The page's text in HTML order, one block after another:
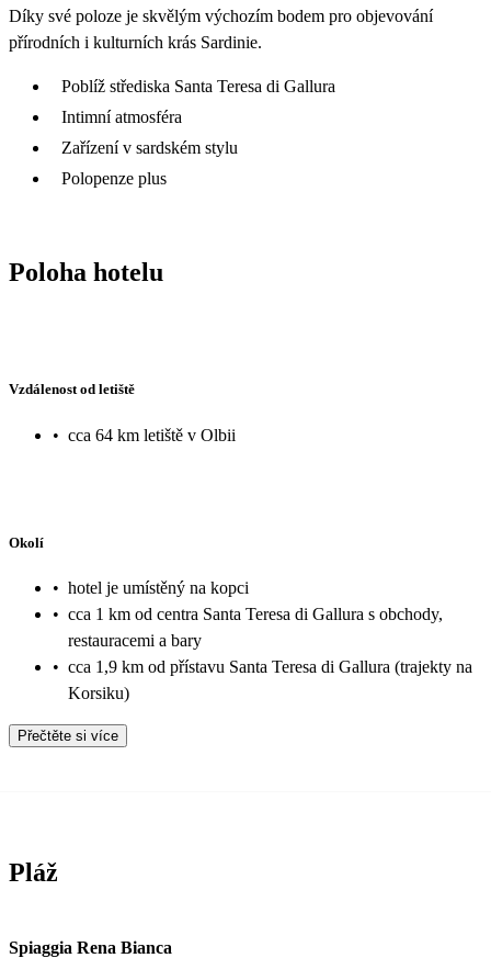
Díky své poloze je skvělým výchozím bodem pro objevování
přírodních i kulturních krás Sardinie.
Poblíž střediska Santa Teresa di Gallura
Intimní atmosféra
Zařízení v sardském stylu
Polopenze plus
Poloha hotelu
Vzdálenost od letiště
• cca 64 km letiště v Olbii
Okolí
• hotel je umístěný na kopci
• cca 1 km od centra Santa Teresa di Gallura s obchody,
restauracemi a bary
• cca 1,9 km od přístavu Santa Teresa di Gallura (trajekty na
Korsiku)
Přečtěte si více
Pláž
Spiaggia Rena Bianca